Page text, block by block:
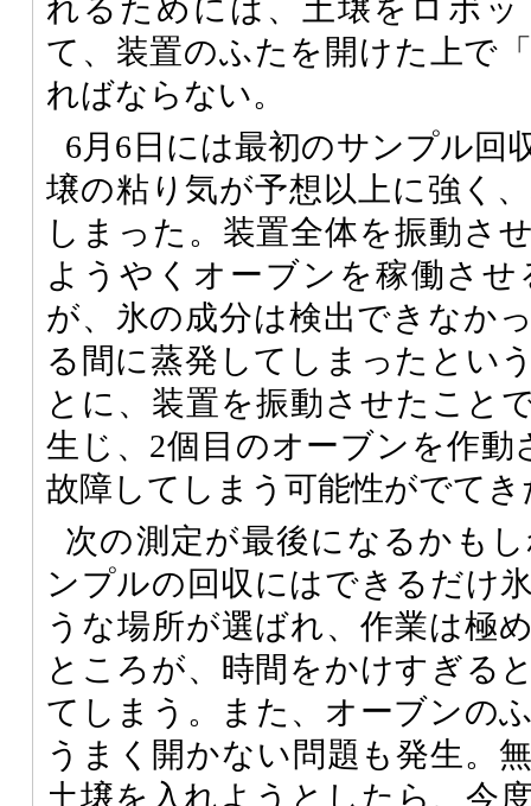
れるためには、土壌をロボ
て、装置のふたを開けた上で
ればならない。
6月6日には最初のサンプル回
壌の粘り気が予想以上に強く
しまった。装置全体を振動さ
ようやくオーブンを稼働さ
が、氷の成分は検出できなか
る間に蒸発してしまったとい
とに、装置を振動させたこと
生じ、2個目のオーブンを作動
故障してしまう可能性がでてき
次の測定が最後になるかも
ンプルの回収にはできるだけ
うな場所が選ばれ、作業は極
ところが、時間をかけすぎる
てしまう。また、オーブンの
うまく開かない問題も発生。
土壌を入れようとしたら、今